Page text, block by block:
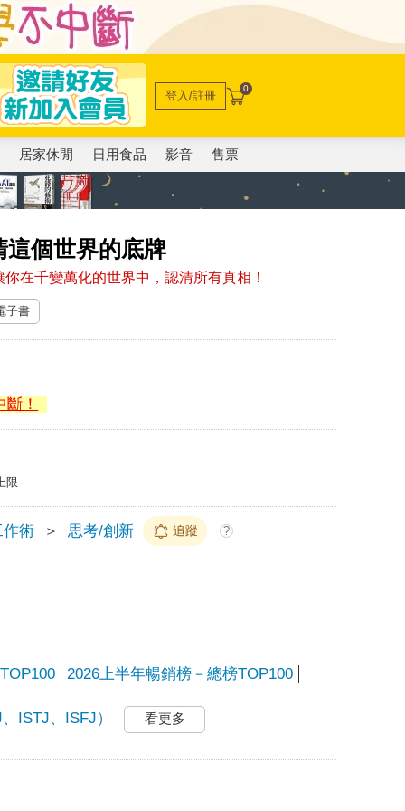
登入/註冊 0
居家休閒 日用食品 影音 售票
這個世界的底牌
在千變萬化的世界中，認清所有真相！
子書
！
限
作術 ＞ 思考/創新 追蹤 ?
2026上半年暢銷榜－總榜TOP100
ISTJ、ISFJ） 看更多